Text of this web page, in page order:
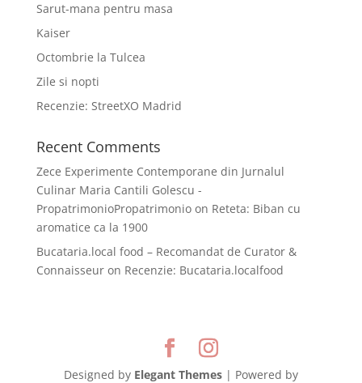
Sarut-mana pentru masa
Kaiser
Octombrie la Tulcea
Zile si nopti
Recenzie: StreetXO Madrid
Recent Comments
Zece Experimente Contemporane din Jurnalul
Culinar Maria Cantili Golescu -
PropatrimonioPropatrimonioon Reteta: Biban cu
aromatice ca la 1900
Bucataria.local food – Recomandat de Curator &
Connaisseuron Recenzie: Bucataria.localfood
Designed by Elegant Themes| Powered by